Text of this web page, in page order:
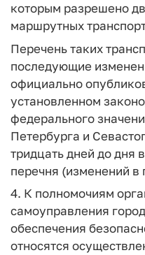
которым разрешено
маршрутных
Перечень таких
последующие
официально
установленном
федерального
Петербурга и
тридцать дней до дня
перечня (изменений в
4. К полномочиям
самоуправления
обеспечения
относятся